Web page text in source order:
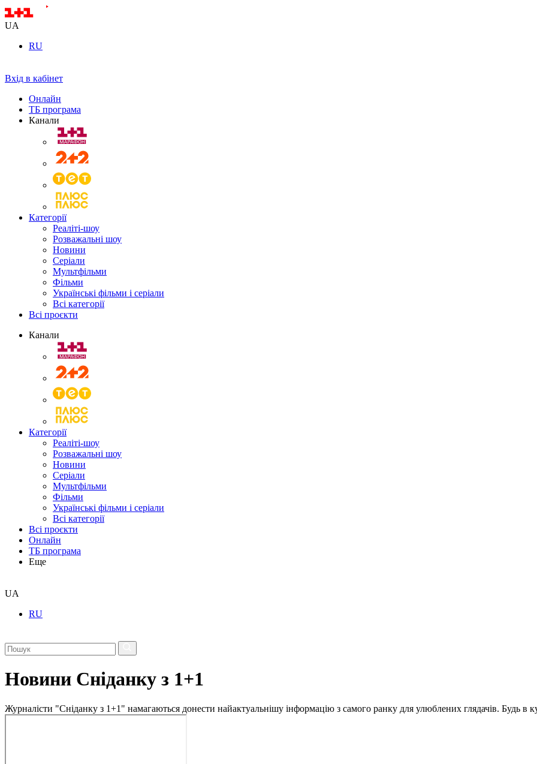
UA
RU
Вхід в кабінет
Онлайн
ТБ програма
Канали
Категорії
Реаліті-шоу
Розважальні шоу
Новини
Серіали
Мультфільми
Фільми
Українські фільми і серіали
Всі категорії
Всі проєкти
Канали
Категорії
Реаліті-шоу
Розважальні шоу
Новини
Серіали
Мультфільми
Фільми
Українські фільми і серіали
Всі категорії
Всі проєкти
Онлайн
ТБ програма
Еще
UA
RU
Новини Сніданку з 1+1
Журналісти "Сніданку з 1+1" намагаються донести найактуальнішу інформацію з самого ранку для улюблених глядачів. Будь в